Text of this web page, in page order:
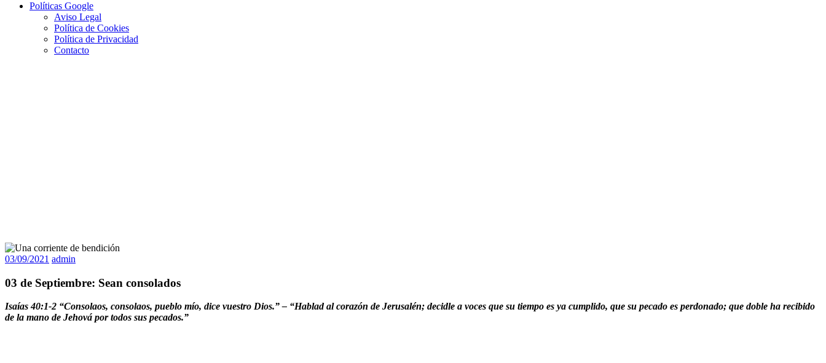
Políticas Google
Aviso Legal
Política de Cookies
Política de Privacidad
Contacto
03/09/2021 admin
03 de Septiembre: Sean consolados
Isaías 40:1-2 “Consolaos, consolaos, pueblo mío, dice vuestro Dios.” – “Hablad al corazón de Jerusalén; decidle a voces que su tiempo es ya cumplido, que su pecado es perdonado; que doble ha recibido
de la mano de Jehová por todos sus pecados.”